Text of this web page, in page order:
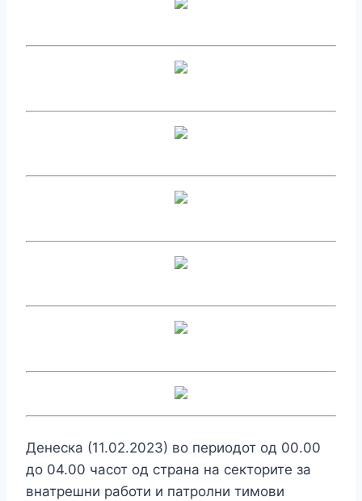
Денеска (11.02.2023) во периодот од 00.00
до 04.00 часот од страна на секторите за
внатрешни работи и патролни тимови